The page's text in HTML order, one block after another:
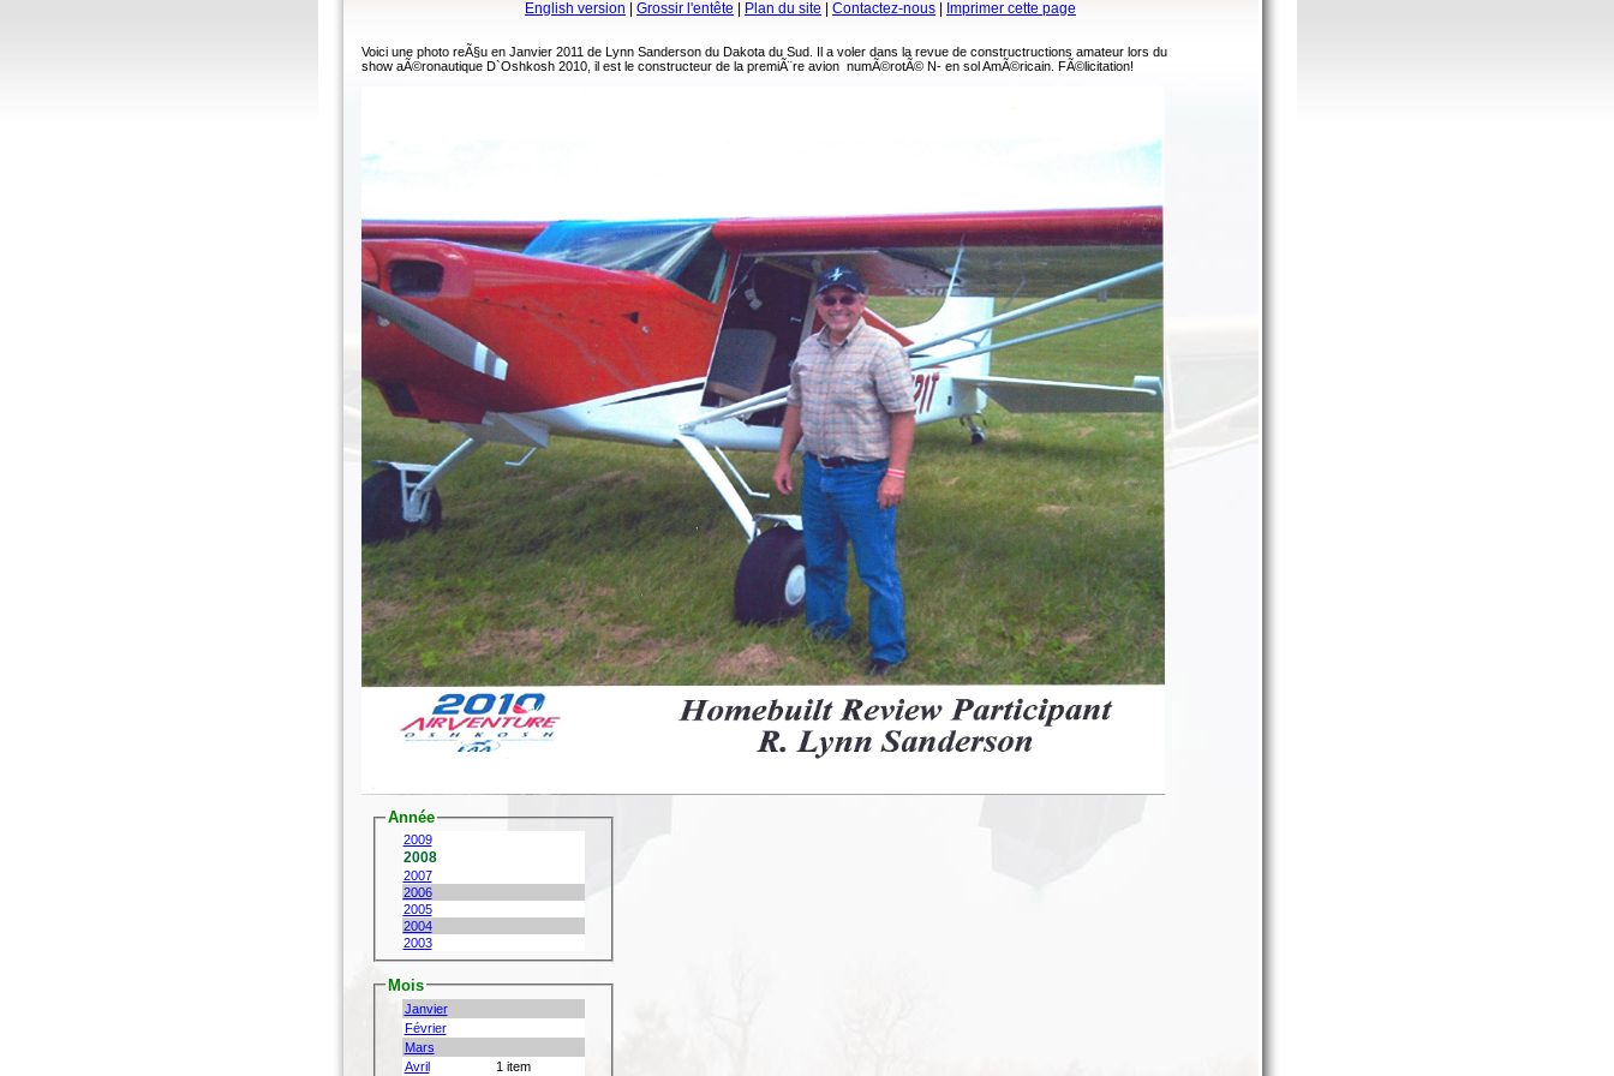
English version Grossir l'entête Plan du site Contactez-nous Imprimer cette page
Voici une photo reÃ§u en Janvier 2011 de Lynn Sanderson du Dakota du Sud. Il a voler dans la revue de constructructions amateur lors du
show aÃ©ronautique D`Oshkosh 2010, il est le constructeur de la premiÃ¨re avion numÃ©rotÃ© N- en sol AmÃ©ricain. FÃ©licitation!
Année
2009
2008
2007
2006
2005
2004
2003
Mois
Janvier
Février
Mars
Avril
1 item